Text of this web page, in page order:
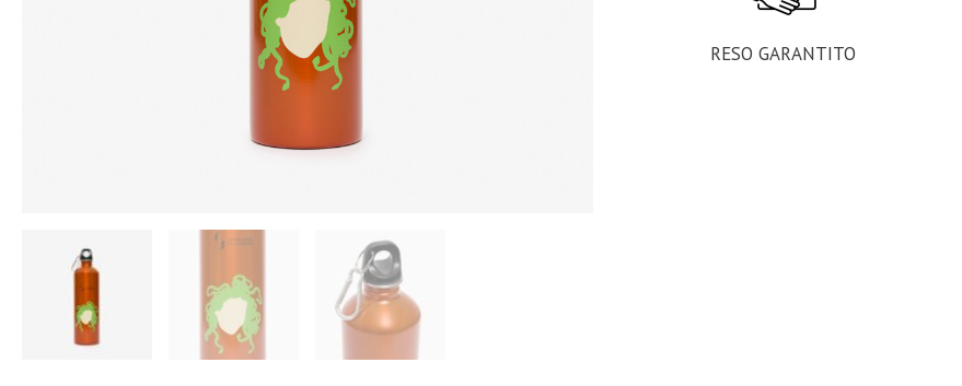
RESO GARANTITO